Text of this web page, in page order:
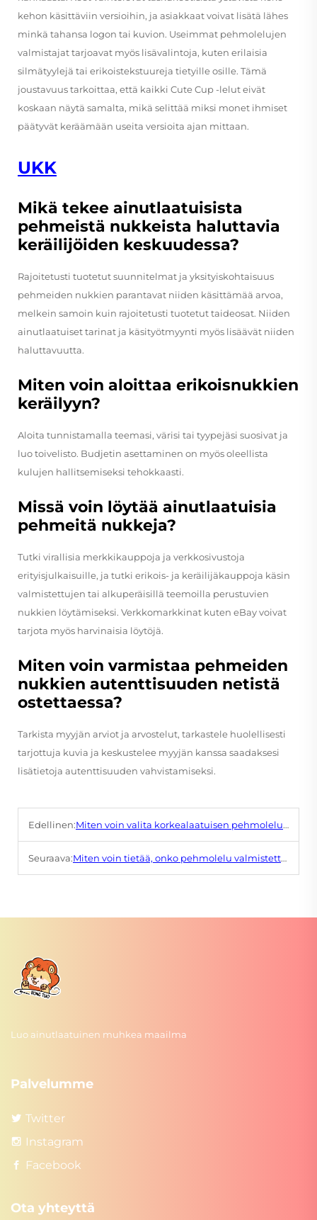
kehon käsittäviin versioihin, ja asiakkaat voivat lisätä lähes
minkä tahansa logon tai kuvion. Useimmat pehmolelujen
valmistajat tarjoavat myös lisävalintoja, kuten erilaisia
silmätyylejä tai erikoistekstuureja tietyille osille. Tämä
joustavuus tarkoittaa, että kaikki Cute Cup -lelut eivät
koskaan näytä samalta, mikä selittää miksi monet ihmiset
päätyvät keräämään useita versioita ajan mittaan.
UKK
Mikä tekee ainutlaatuisista
pehmeistä nukkeista haluttavia
keräilijöiden keskuudessa?
Rajoitetusti tuotetut suunnitelmat ja yksityiskohtaisuus
pehmeiden nukkien parantavat niiden käsittämää arvoa,
melkein samoin kuin rajoitetusti tuotetut taideosat. Niiden
ainutlaatuiset tarinat ja käsityötmyynti myös lisäävät niiden
haluttavuutta.
Miten voin aloittaa erikoisnukkien
keräilyyn?
Aloita tunnistamalla teemasi, värisi tai tyypejäsi suosivat ja
luo toivelisto. Budjetin asettaminen on myös oleellista
kulujen hallitsemiseksi tehokkaasti.
Missä voin löytää ainutlaatuisia
pehmeitä nukkeja?
Tutki virallisia merkkikauppoja ja verkkosivustoja
erityisjulkaisuille, ja tutki erikois- ja keräilijäkauppoja käsin
valmistettujen tai alkuperäisillä teemoilla perustuvien
nukkien löytämiseksi. Verkkomarkkinat kuten eBay voivat
tarjota myös harvinaisia löytöjä.
Miten voin varmistaa pehmeiden
nukkien autenttisuuden netistä
ostettaessa?
Tarkista myyjän arviot ja arvostelut, tarkastele huolellisesti
tarjottuja kuvia ja keskustelee myyjän kanssa saadaksesi
lisätietoja autenttisuuden vahvistamiseksi.
Edellinen:Miten voin valita korkealaatuisen pehmolelun?
Seuraava:Miten voin tietää, onko pehmolelu valmistettu turvallisista ja myrkyttömistä materiaaleista?
Luo ainutlaatuinen muhkea maailma
Palvelumme
Twitter
Instagram
Facebook
Ota yhteyttä